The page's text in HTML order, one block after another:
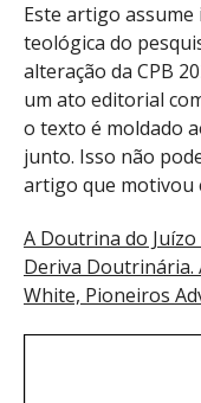
Este artigo
teológica do
alteração da CPB
um ato editorial
o texto é moldado
junto. Isso não
artigo que motivou
A Doutrina do
Deriva Doutrinária.
White, Pioneiros